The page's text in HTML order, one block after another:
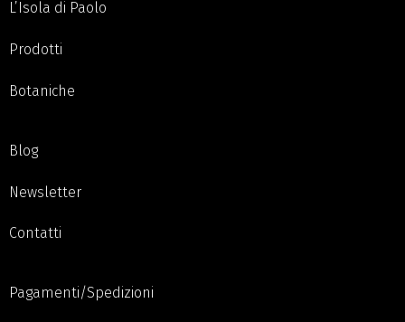
L’Isola di Paolo
Prodotti
Botaniche
Blog
Newsletter
Contatti
Pagamenti/Spedizioni